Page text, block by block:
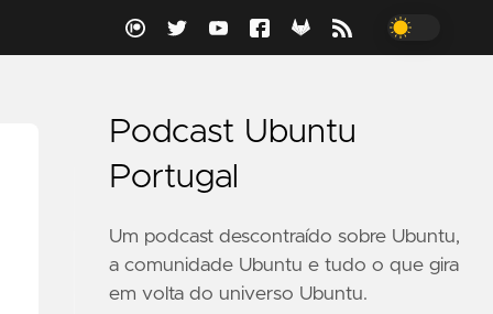
Podcast Ubuntu
Portugal
Um podcast descontraído sobre Ubuntu,
a comunidade Ubuntu e tudo o que gira
em volta do universo Ubuntu.